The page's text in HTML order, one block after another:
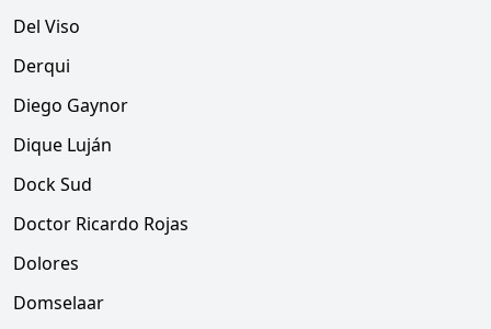
Del Viso
Derqui
Diego Gaynor
Dique Luján
Dock Sud
Doctor Ricardo Rojas
Dolores
Domselaar